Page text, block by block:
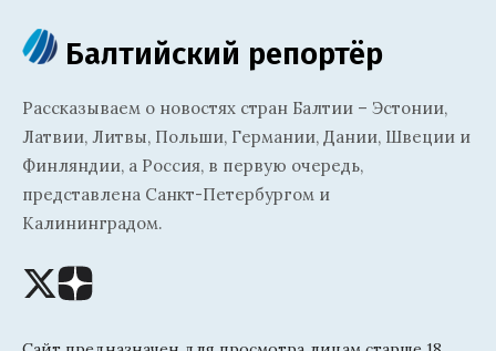
Балтийский репортёр
Рассказываем о новостях стран Балтии – Эстонии,
Латвии, Литвы, Польши, Германии, Дании, Швеции и
Финляндии, а Россия, в первую очередь,
представлена Санкт-Петербургом и
Калининградом.